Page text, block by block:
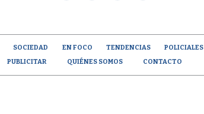
SOCIEDAD EN FOCO TENDENCIAS POLICIALES
PUBLICITAR
QUIÉNES SOMOS CONTACTO